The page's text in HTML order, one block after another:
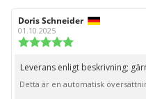
Recensionsförfattare:
Doris Schneider
01.10.2025
utav
5
stjärnor
Recensionstext:
Leverans enligt beskrivning;
Detta är en automatisk